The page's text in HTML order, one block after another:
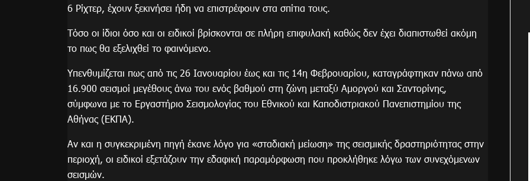
6 Ρίχτερ, έχουν ξεκινήσει ήδη να επιστρέφουν στα σπίτια τους.
Τόσο οι ίδιοι όσο και οι ειδικοί βρίσκονται σε πλήρη επιφυλακή καθώς δεν έχει διαπιστωθεί ακόμη
το πως θα εξελιχθεί το φαινόμενο.
Υπενθυμίζεται πως από τις 26 Ιανουαρίου έως και τις 14η Φεβρουαρίου, καταγράφτηκαν πάνω από
16.900 σεισμοί μεγέθους άνω του ενός βαθμού στη ζώνη μεταξύ Αμοργού και Σαντορίνης,
σύμφωνα με το Εργαστήριο Σεισμολογίας του Εθνικού και Καποδιστριακού Πανεπιστημίου της
Αθήνας (ΕΚΠΑ).
Αν και η συγκεκριμένη πηγή έκανε λόγο για «σταδιακή μείωση» της σεισμικής δραστηριότητας στην
περιοχή, οι ειδικοί εξετάζουν την εδαφική παραμόρφωση που προκλήθηκε λόγω των συνεχόμενων
σεισμών.